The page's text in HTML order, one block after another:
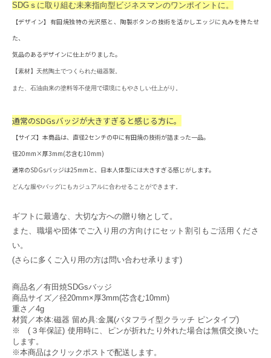
SDGｓに取り組む未来指向型ビジネスマンのワンポイントに。
【デザイン】有田焼独特の光沢感と、陶製ボタンの技術を活かしエッジに丸みを持たせ
た、
気品のあるデザインに仕上がりました。
【素材】天然陶土でつくられた磁器製。
また、石油由来の塗料等不使用で環境にもやさしい仕上がり。
通常のSDGsバッジが大きすぎると感じる方に。
【サイズ】本商品は、直径2センチの中に有田焼の技術が詰まった一品。
径20mm×厚3mm(芯含む10mm)
通常のSDGsバッジは25mmと、日本人体型には大きすぎる感じがします。
どんな服やバッグにもカジュアルに合わせることができます。
ギフトに最適な、大切な方への贈り物として。
また、職場や団体でご入り用の方向けにセット割引も ご活用くださ
い。
(さらに多くご入り用の方は問い合わせ承ります)
商品名／有田焼SDGsバッジ
商品サイズ／径20mm×厚3mm(芯含む10mm)
重さ／4g
材質／本体:磁器 留め具:金属(バタフライ型クラッチ ピンタイプ)
※ (３年保証) 使用時に、ピンが折れたり外れた場合は無償交換いた
します。
※本商品はクリックポストで配送します。